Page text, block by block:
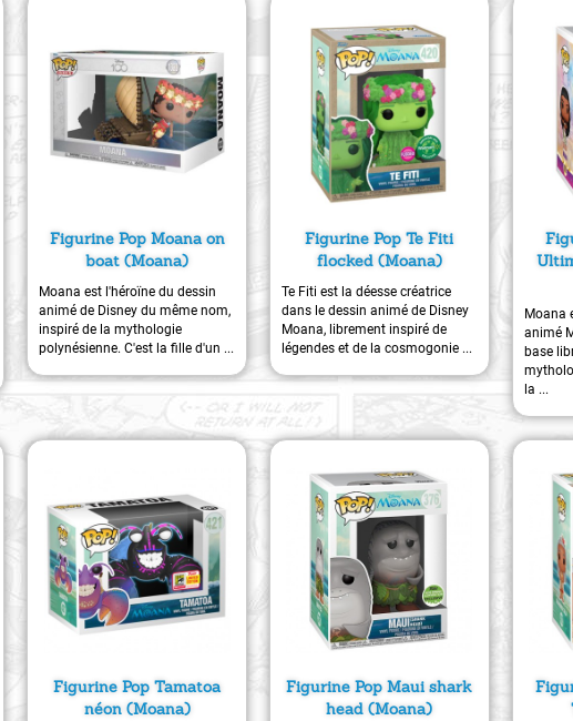
Figurine Pop Moana on
boat (Moana)
Moana est l'héroïne du dessin
animé de Disney du même nom,
inspiré de la mythologie
polynésienne. C'est la fille d'un ...
Figurine Pop Te Fiti
flocked (Moana)
Te Fiti est la déesse créatrice
dans le dessin animé de Disney
Moana, librement inspiré de
légendes et de la cosmogonie ...
Moana
animé
base
la ...
Figurine Pop Tamatoa
néon (Moana)
Figurine Pop Maui shark
head (Moana)